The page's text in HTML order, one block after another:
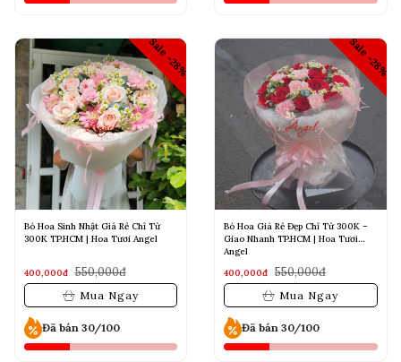
Sale -28%
Bó Hoa Sinh Nhật Giá Rẻ Chỉ Từ
300K TP.HCM | Hoa Tươi Angel
400,000đ 550,000đ
Mua Ngay
Đã bán 30/100
Sale -28%
Bó Hoa Giá Rẻ Đẹp Chỉ Từ 300K –
Giao Nhanh TP.HCM | Hoa Tươi
Angel
400,000đ
550,000đ
Mua Ngay
Đã bán 30/100